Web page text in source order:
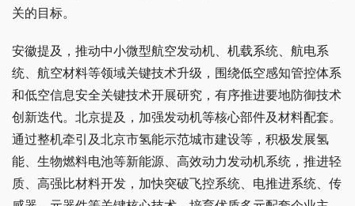
关的目标。
安徽提及，推动中小微型航空发动机、机载系统、航电系
统、航空材料等领域关键技术升级，围绕低空感知管控体系
和低空信息安全关键技术开展研究，有序推进要地防御技术
创新迭代。北京提及，加强发动机等核心部件及材料配套。
通过整机牵引及北京市氢能示范城市建设等，积极发展氢
能、生物燃料电池等新能源、高效动力发动机系统，推进轻
质、高强比材料开发，加快突破飞控系统、电推进系统、传